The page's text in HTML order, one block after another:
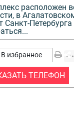
расположен
в
Санкт-
В избранное
ТЕЛЕФОН